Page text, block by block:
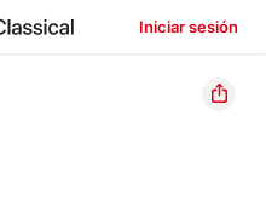
Iniciar sesión